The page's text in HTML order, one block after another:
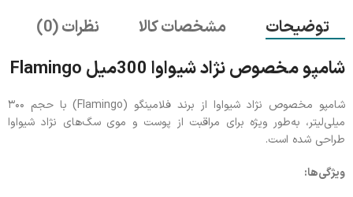
توضیحات مشخصات کالا نظرات (0)
شامپو مخصوص نژاد شیواوا 300میل Flamingo
شامپو مخصوص نژاد شیواوا از برند فلامینگو (Flamingo) با حجم ۳۰۰
میلی‌لیتر، به‌طور ویژه برای مراقبت از پوست و موی سگ‌های نژاد شیواوا
طراحی شده است.
ویژگی‌ها: